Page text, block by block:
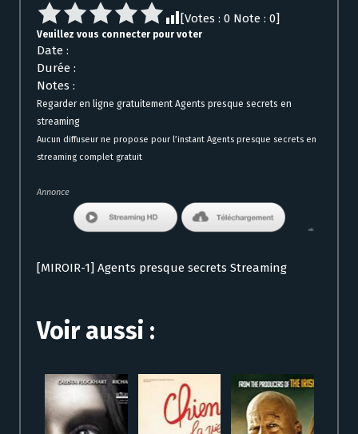
[Votes : 0 Note : 0]
Veuillez vous connecter pour voter
Date :
Durée :
Notes :
Regarder en ligne gratuitement Agents presque secrets en
streaming
Aucun diffuseur ne propose pour l’instant Agents presque secrets en
streaming complet gratuit
Annonce
[MIROIR-1] Agents presque secrets Streaming
Voir aussi :